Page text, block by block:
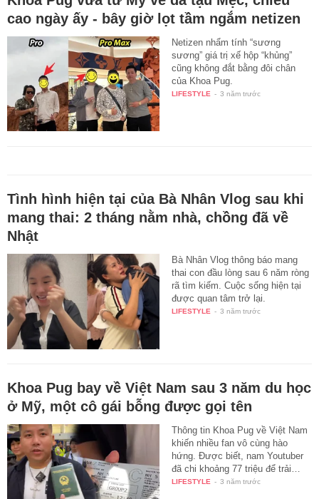
cao ngày ấy - bây giờ lọt tầm ngắm netizen
Netizen nhẩm tính “sương
sương” giá trị xế hộp “khủng”
cũng không đắt bằng đôi chân
của Khoa Pug.
LIFESTYLE - 3 năm trước
Tình hình hiện tại của Bà Nhân Vlog sau khi
mang thai: 2 tháng nằm nhà, chồng đã về
Nhật
Bà Nhân Vlog thông báo mang
thai con đầu lòng sau 6 năm ròng
rã tìm kiếm. Cuộc sống hiện tại
được quan tâm trở lại.
LIFESTYLE - 3 năm trước
Khoa Pug bay về Việt Nam sau 3 năm du học
ở Mỹ, một cô gái bỗng được gọi tên
Thông tin Khoa Pug về Việt Nam
khiến nhiều fan vô cùng hào
hứng. Được biết, nam Youtuber
đã chi khoảng 77 triệu để trải…
LIFESTYLE - 3 năm trước